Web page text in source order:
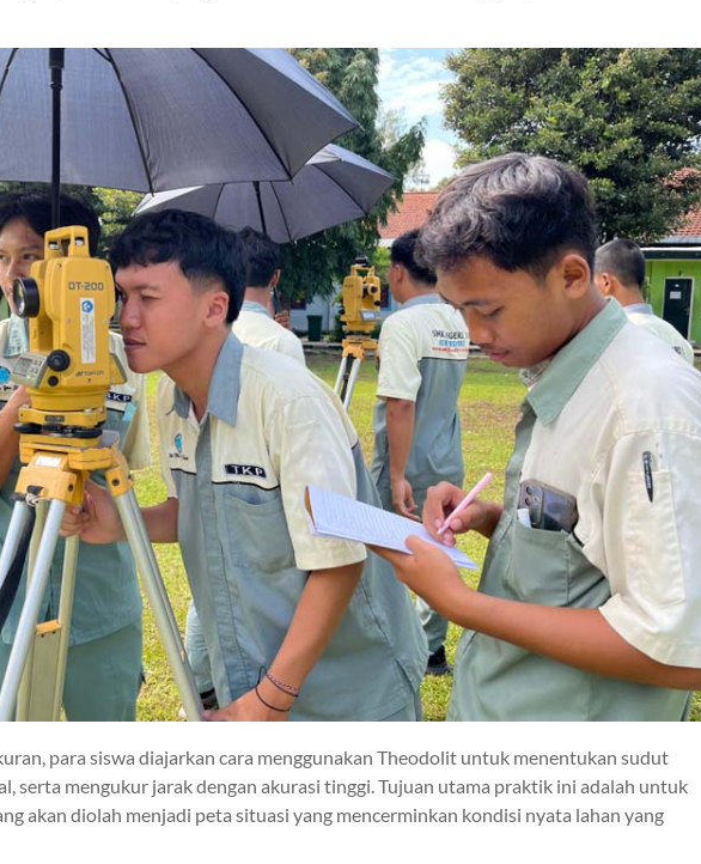
para siswa diajarkan cara menggunakan Theodolit untuk menentukan sudut
serta mengukur jarak dengan akurasi tinggi. Tujuan utama praktik ini adalah untuk
akan diolah menjadi peta situasi yang mencerminkan kondisi nyata lahan yang